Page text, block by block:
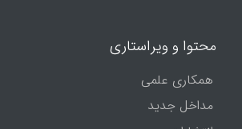
محتوا و ویراستاری
همکاری علمی
مداخل جدید